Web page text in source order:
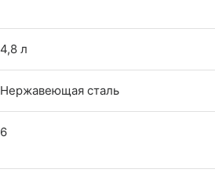
4,8 л
Нержавеющая сталь
6